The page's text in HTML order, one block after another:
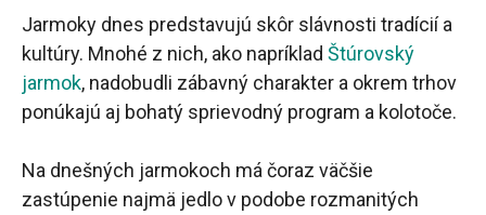
Jarmoky dnes predstavujú skôr slávnosti tradícií a
kultúry. Mnohé z nich, ako napríklad Štúrovský
jarmok, nadobudli zábavný charakter a okrem trhov
ponúkajú aj bohatý sprievodný program a kolotoče.
Na dnešných jarmokoch má čoraz väčšie
zastúpenie najmä jedlo v podobe rozmanitých